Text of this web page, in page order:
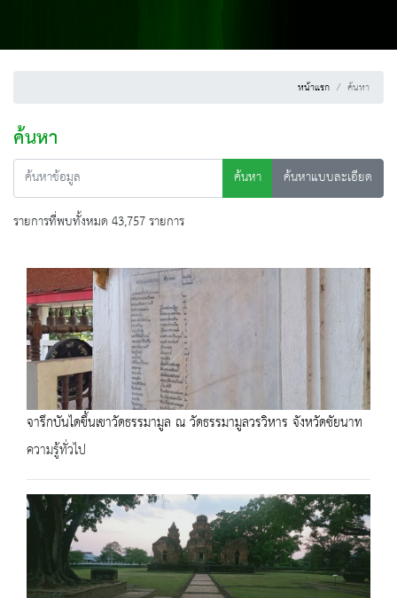
หน้าแรก ค้นหา
ค้นหา
ค้นหา
ค้นหาแบบละเอียด
รายการที่พบทั้งหมด 43,757 รายการ
จารึกบันไดขึ้นเขาวัดธรรมามูล ณ วัดธรรมามูลวรวิหาร จังหวัดชัยนาท
ความรู้ทั่วไป